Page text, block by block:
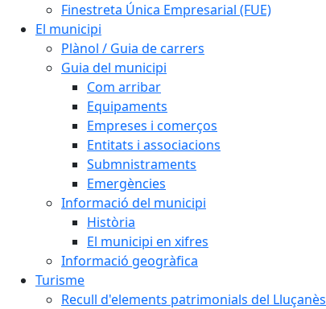
Finestreta Única Empresarial (FUE)
El municipi
Plànol / Guia de carrers
Guia del municipi
Com arribar
Equipaments
Empreses i comerços
Entitats i associacions
Submnistraments
Emergències
Informació del municipi
Història
El municipi en xifres
Informació geogràfica
Turisme
Recull d'elements patrimonials del Lluçanès